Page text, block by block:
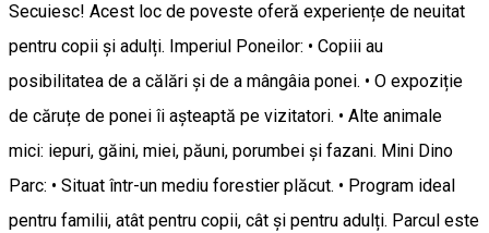
Secuiesc! Acest loc de poveste oferă experiențe de neuitat
pentru copii și adulți. Imperiul Poneilor: • Copiii au
posibilitatea de a călări și de a mângâia ponei. • O expoziție
de căruțe de ponei îi așteaptă pe vizitatori. • Alte animale
mici: iepuri, găini, miei, păuni, porumbei și fazani. Mini Dino
Parc: • Situat într-un mediu forestier plăcut. • Program ideal
pentru familii, atât pentru copii, cât și pentru adulți. Parcul este